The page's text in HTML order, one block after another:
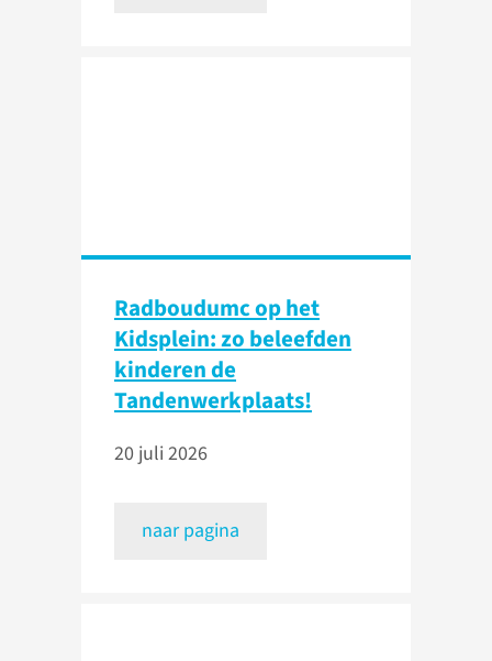
Radboudumc op het
Kidsplein: zo beleefden
kinderen de
Tandenwerkplaats!
20 juli 2026
naar pagina